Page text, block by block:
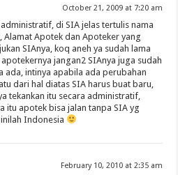
October 21, 2009 at 7:20 am
administratif, di SIA jelas tertulis nama
Alamat Apotek dan Apoteker yang
SIAnya, koq aneh ya sudah lama
jangan2 SIAnya juga sudah
ada, intinya apabila ada perubahan
dari hal diatas SIA harus buat baru,
tekankan itu secara administratif,
itu apotek bisa jalan tanpa SIA yg
Indonesia
February 10, 2010 at 2:35 am